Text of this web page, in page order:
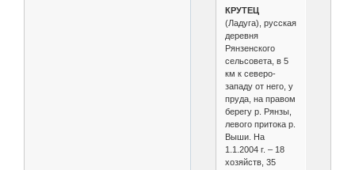
КРУТЕЦ
(Ладуга), русская
деревня
Рянзенского
сельсовета, в 5
км к северо-
западу от него, у
пруда, на правом
берегу р. Рянзы,
левого притока р.
Выши. На
1.1.2004 г. – 18
хозяйств, 35